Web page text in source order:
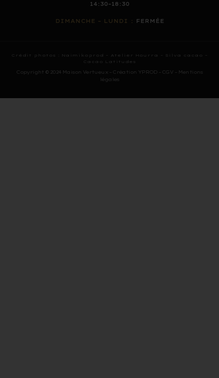
14:30–18:30
DIMANCHE – LUNDI : FERMÉE
Crédit photos : Naimikoprod Atelier Hourra – Silva cacao –
Cacao Latitudes
Copyright © 2024 Maison Vertueux – Création YPROD – CGV – Mentions
légales